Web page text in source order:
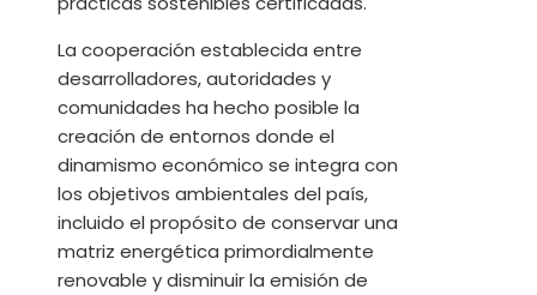
La cooperación establecida entre
desarrolladores, autoridades y
comunidades ha hecho posible la
creación de entornos donde el
dinamismo económico se integra con
los objetivos ambientales del país,
incluido el propósito de conservar una
matriz energética primordialmente
renovable y disminuir la emisión de